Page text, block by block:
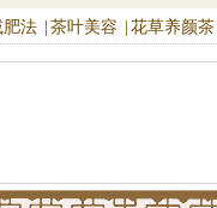
肥法 茶叶美容 花草养颜茶